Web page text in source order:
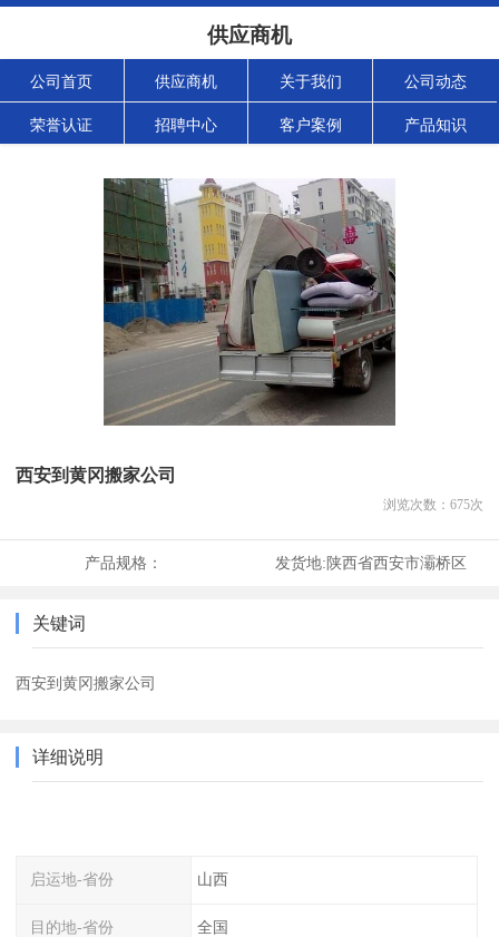
供应商机
公司首页 供应商机 关于我们 公司动态
荣誉认证 招聘中心 客户案例 产品知识
西安到黄冈搬家公司
浏览次数： 675次
产品规格： 发货地:陕西省西安市灞桥区
关键词
西安到黄冈搬家公司
详细说明
启运地-省份 山西
目的地-省份 全国